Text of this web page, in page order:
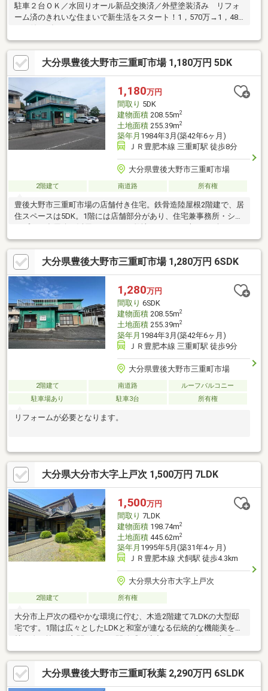
駐車２台ＯＫ／水回りオール新品交換済／外壁塗装済み リフォ
ーム済のきれいな住まいで新生活をスタート！1，570万→1，480
万に値下げしました！
大分県豊後大野市三重町市場 1,180万円 5DK
1,180万円
間取り 5DK
建物面積208.55m2
土地面積255.39m2
築年月 1984年3月(築42年6ヶ月)
ＪＲ豊肥本線 三重町駅 徒歩8分
大分県豊後大野市三重町市場
2階建て 南道路 所有権
豊後大野市三重町市場の店舗付き住宅。鉄骨造陸屋根2階建で、居
住スペースは5DK。1階には店舗部分があり、住宅兼事務所・ショ
駐車スペースは4台分（車種による）を確保。三重町駅まで約
630m、バス停も至近のため、交通アクセスの良い立地です。
大分県豊後大野市三重町市場 1,280万円 6SDK
1,280万円
間取り 6SDK
建物面積208.55m2
土地面積255.39m2
築年月 1984年3月(築42年6ヶ月)
ＪＲ豊肥本線 三重町駅 徒歩9分
大分県豊後大野市三重町市場
2階建て 南道路
ルーフバルコニー
駐車場あり
駐車3台 所有権
リフォームが必要となります。
大分県大分市大字上戸次 1,500万円 7LDK
1,500万円
間取り 7LDK
建物面積198.74m2
土地面積445.62m2
築年月 1995年5月(築31年4ヶ月)
ＪＲ豊肥本線 犬飼駅 徒歩4.3km
大分県大分市大字上戸次
2階建て 所有権
大分市上戸次の穏やかな環境に佇む、木造2階建て7LDKの大型邸
宅です。1階は広々としたLDKと和室が連なる伝統的な機能美を保
らは四季折々の庭園を一望でき、日々の喧騒を忘れさせてくれま
す。最大の魅力は、独立性の高い「2階ダイニングキッチン」で
す。二世帯同居はもちろん、来客時や夜間の生活動線を分けるこ
とで、家族それぞれのプライバシーを尊重した暮らしを叶えま
大分県豊後大野市三重町秋葉 2,290万円 6SLDK